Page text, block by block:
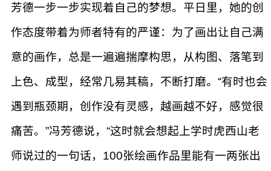
芳德一步一步实现着自己的梦想。平日里，她的创
作态度带着为师者特有的严谨：为了画出让自己满
意的画作，总是一遍遍揣摩构思，从构图、落笔到
上色、成型，经常几易其稿，不断打磨。“有时也会
遇到瓶颈期，创作没有灵感，越画越不好，感觉很
痛苦。”冯芳德说，“这时就会想起上学时虎西山老
师说过的一句话，100张绘画作品里能有一两张出